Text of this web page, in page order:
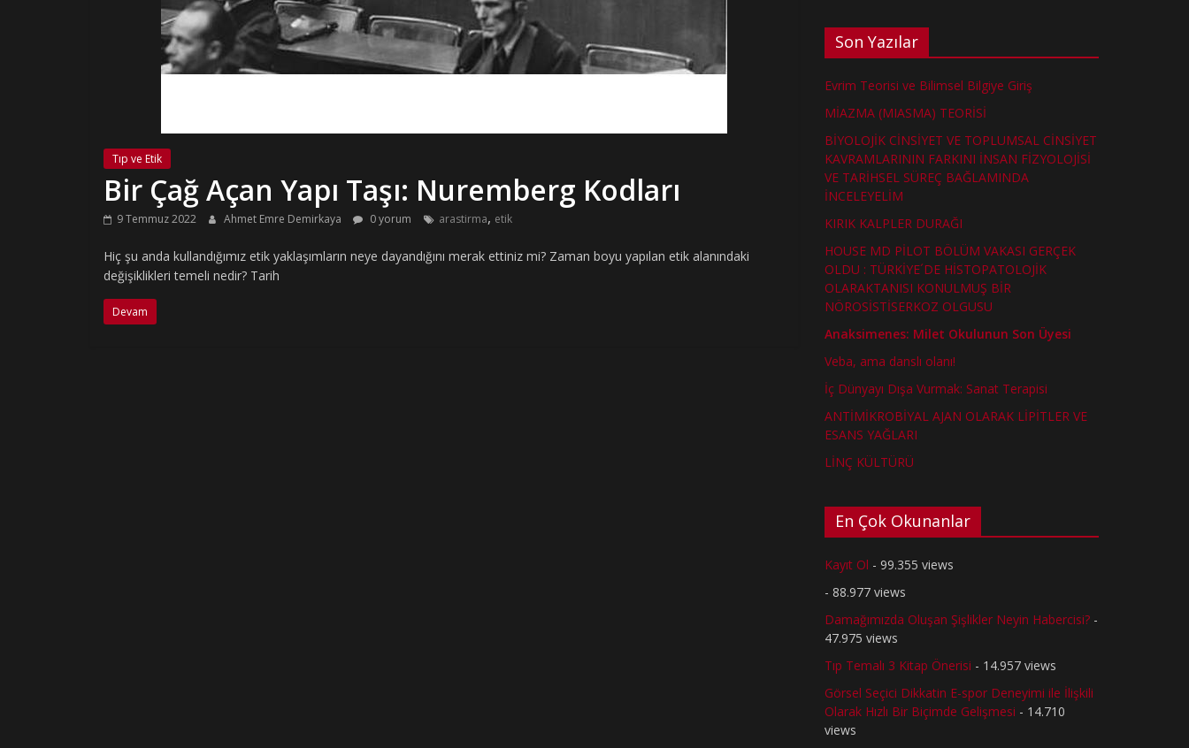
Tıp ve Etik
Bir Çağ Açan Yapı Taşı: Nuremberg Kodları
9 Temmuz 2022 Ahmet Emre Demirkaya 0 yorum arastirma, etik
Hiç şu anda kullandığımız etik yaklaşımların neye dayandığını merak ettiniz mi? Zaman boyu yapılan etik alanındaki
değişiklikleri temeli nedir? Tarih
Devam
Son Yazılar
Evrim Teorisi ve Bilimsel Bilgiye Giriş
MİAZMA (MIASMA) TEORİSİ
BİYOLOJİK CİNSİYET VE TOPLUMSAL CİNSİYET
KAVRAMLARININ FARKINI İNSAN FİZYOLOJİSİ
VE TARİHSEL SÜREÇ BAĞLAMINDA
İNCELEYELİM
KIRIK KALPLER DURAĞI
HOUSE MD PİLOT BÖLÜM VAKASI GERÇEK
OLDU : TÜRKİYE´DE HİSTOPATOLOJİK
OLARAKTANISI KONULMUŞ BİR
NÖROSİSTİSERKOZ OLGUSU
Anaksimenes: Milet Okulunun Son Üyesi
Veba, ama danslı olanı!
İç Dünyayı Dışa Vurmak: Sanat Terapisi
ANTİMİKROBİYAL AJAN OLARAK LİPİTLER VE
ESANS YAĞLARI
LİNÇ KÜLTÜRÜ
En Çok Okunanlar
Kayıt Ol - 99.355 views
- 88.977 views
Damağımızda Oluşan Şişlikler Neyin Habercisi? -
47.975 views
Tıp Temalı 3 Kitap Önerisi - 14.957 views
Görsel Seçici Dikkatin E-spor Deneyimi ile İlişkili
Olarak Hızlı Bir Biçimde Gelişmesi - 14.710
views